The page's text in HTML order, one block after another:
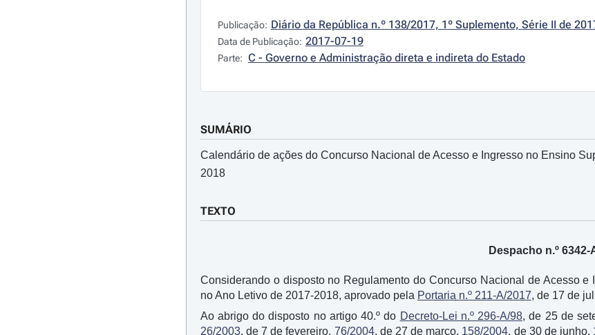
Publicação: Diário da República n.º 138/2017, 1º Suplemento, Série II de
Data de Publicação: 2017-07-19
Parte: C - Governo e Administração direta e indireta do Estado
SUMÁRIO
Calendário de ações do Concurso Nacional de Acesso e Ingresso no Ensino
2018
TEXTO
Despacho n.º 6342-
Considerando o disposto no Regulamento do Concurso Nacional de Acesso
no Ano Letivo de 2017-2018, aprovado pela Portaria n.º 211-A/2017, de 17 de
Ao abrigo do disposto no artigo 40.º do Decreto-Lei n.º 296-A/98, de 25 de
26/2003, de 7 de fevereiro, 76/2004, de 27 de março, 158/2004, de 30 de junho,